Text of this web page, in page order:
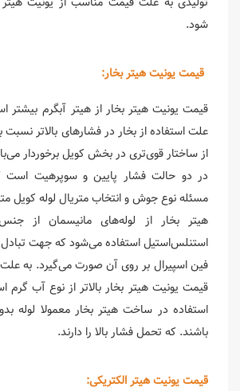
شود.
قیمت یونیت هیتر بخار:
قیمت یونیت هیتر بخار از هیتر آبگرم بیشتر
علت استفاده از بخار در فشارهای بالاتر نسبت
از ساختار قوی‌تری در بخش کویل برخوردار
در دو حالت فشار پایین و سوپرهیت است
مسئله نوع جوش و انتخاب متریال لوله کویل
هیتر بخار از لوله‌های مانیسمان از
استنلس‌استیل استفاده می‌شود که جهت
فین اسپیرال بر روی آن صورت می‌گیرد. به
قیمت یونیت هیتر بخار بالاتر از نوع آب
باشند. که تحمل فشار بالا را دارند.
قیمت یونیت هیتر الکتریکی: